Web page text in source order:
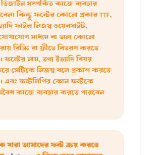
সম্পর্কিত কাজে ব্যবহার
কিন্তু ফন্টের কোনো প্রকার TTF,
ফাইল নিজস্ব ওয়েবসাইট,
মাধ্যম বা অন্য কোনো
বিক্রি বা ফ্রীতে বিতরণ করতে
ফন্টের নাম, তথ্য ইত্যাদি বিষয়
সেটিকে নিজস্ব বলে প্রকাশ করতে
এবং ফন্টলিপির কোন ফন্টকে
কাজে ব্যবহার করতে পারবেন
যারা আমাদের ফন্ট ক্রয় করতে